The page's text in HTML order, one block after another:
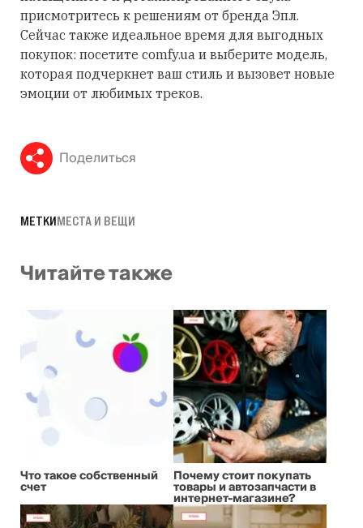
присмотритесь к решениям от бренда Эпл.
Сейчас также идеальное время для выгодных
покупок: посетите comfy.ua и выберите модель,
которая подчеркнет ваш стиль и вызовет новые
эмоции от любимых треков.
Поделиться
МЕТКИМЕСТА И ВЕЩИ
Читайте также
Что такое собственный
счет
Почему стоит покупать
товары и автозапчасти в
интернет-магазине?